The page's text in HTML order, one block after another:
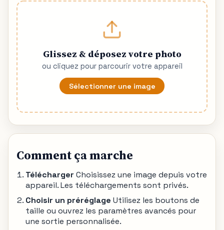
Glissez & déposez votre photo
ou cliquez pour parcourir votre appareil
Sélectionner une image
Comment ça marche
Télécharger Choisissez une image depuis votre
appareil. Les téléchargements sont privés.
Choisir un préréglage Utilisez les boutons de
taille ou ouvrez les paramètres avancés pour
une sortie personnalisée.